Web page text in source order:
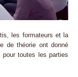
les formateurs et la
de théorie ont donné
pour toutes les parties